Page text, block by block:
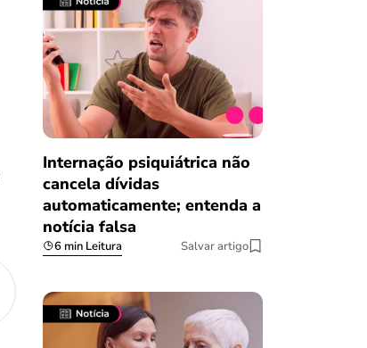
Internação psiquiátrica não
cancela dívidas
automaticamente; entenda a
notícia falsa
6 min Leitura Salvar artigo